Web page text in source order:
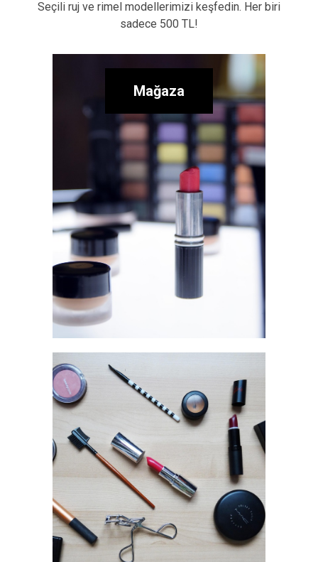
Seçili ruj ve rimel modellerimizi keşfedin. Her biri
sadece 500 TL!
Mağaza